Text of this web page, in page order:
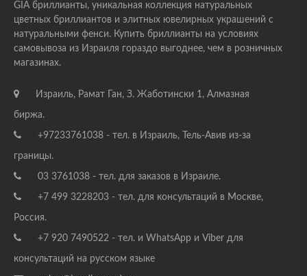
GIA бриллианты, уникальная коллекция натуральных
цветных бриллиантов и элитных ювелирных украшений с
натуральными фенси. Купить бриллианты на условиях
самовывоза из Израиля гораздо выгоднее, чем в розничных
магазинах.
Израиль, Рамат Ган, З. Жаботински 1, Алмазная
биржа.
+97233761038 - тел. в Израиль, Тель-Авив из-за
границы.
03 3761038 - тел. для заказов в Израиле.
+7 499 3228203 - тел. для консультаций в Москве,
Россия.
+7 920 7490522 - тел. и WhatsApp и Viber для
консультаций на русском языке